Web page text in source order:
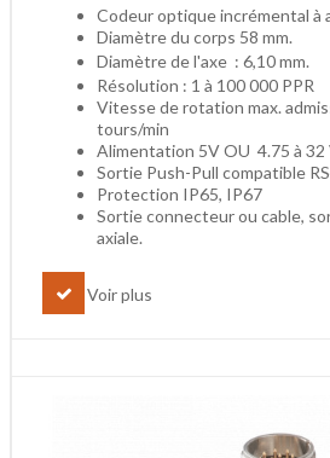
Codeur optique incrémental à
Diamètre du corps 58 mm.
Diamètre de l'axe : 6,10 mm.
Résolution : 1 à 100 000 PPR
Vitesse de rotation max.
tours/min
Alimentation 5V OU 4.75 à 32
Sortie Push-Pull compatible
Protection IP65, IP67
Sortie connecteur ou cable,
axiale.
Voir plus